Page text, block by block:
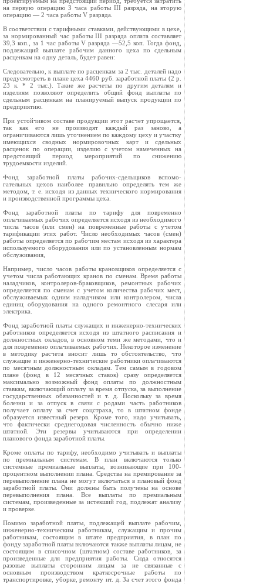
на первую операцию 3 часа работы III разряда, на вторую
операцию — 2 часа работы V разряда.
В соответствии с тарифными ставками, действующими в цехе,
за нормированный час работы III разряда оплата составляет
39,3 коп., за 1 час работы V разряда —52,5 коп. Тогда фонд,
под­лежащий выплате рабочим данного цеха по сдельным
расценкам на одну деталь, будет равен:
Следовательно, к выплате по расценкам за 2 тыс. деталей надо
предусмотреть в плане цеха 4460 руб. заработной платы (2 р.
23 к. * 2 тыс.). Такие же расчеты по другим деталям и
изделиям позво­ляют определить общий фонд выплаты по
сдельным расценкам на планируемый выпуск продукции по
предприятию.
При устойчивом составе продукции этот расчет упро­щается,
так как его не производят каждый раз заново, а
ограничиваются лишь уточнением по каждому цеху и участку
имеющихся сводных нормировочных карт и сдельных
расценок по операции, изделию с учетом на­меченных на
предстоящий период мероприятий по сни­жению
трудоемкости изделий.
Фонд заработной платы рабочих-сдельщиков вспомо­
гательных цехов наиболее правильно определять тем же
методом, т. е. исходя из данных технического нормиро­вания
и производственной программы цеха.
Фонд заработной платы по тарифу для повременно
оплачиваемых рабочих определяется исходя из необхо­димого
числа часов (или смен) на повременные работы с учетом
тарификации этих работ. Число необходимых часов (смен)
работы определяется по рабочим местам исходя из характера
используемого оборудования или по установленным нормам
обслуживания,
Например, число часов работы крановщиков опреде­ляется с
учетом числа работающих кранов по сменам. Время работы
наладчиков, контролеров-браковщиков, ремонтных рабочих
определяется по сменам с учетом количества рабочих мест,
обслуживаемых одним налад­чиком или контролером, числа
единиц оборудования на одного ремонтного слесаря или
электрика.
Фонд заработной платы служащих и инженерно-тех­нических
работников определяется исходя из штатного расписания и
должностных окладов, в основном теми же методами, что и
для повременно оплачиваемых рабочих. Некоторое изменение
в методику расчета вносит лишь то обстоятельство, что
служащие и инженерно-технические работники оплачиваются
по месячным должностным окладам. Тем самым в годовом
плане (фонд в 12 месяч­ных ставок) сразу определяется
максимально возмож­ный фонд оплаты по должностным
ставкам, включаю­щий оплату за время отпуска, за выполнение
государ­ственных обязанностей и т. д. Поскольку за время
болезни и за отпуск в связи с родами часть работников
получает оплату за счет соцстраха, то в штатном фонде
образуется известный резерв. Кроме того, надо учиты­вать,
что фактически среднегодовая численность обычно ниже
штатной. Эти резервы учитываются при опреде­лении
планового фонда заработной платы.
Кроме оплаты по тарифу, необходимо учитывать и выплаты
по премиальным системам. В план включаются только
системные премиальные выплаты, возникающие при 100-
процентном выполнении плана. Средства на пре­мирование за
перевыполнение плана не могут вклю­чаться в плановый фонд
заработной платы. Они должны быть получены на основе
перевыполнения плана. Все выплаты по премиальным
системам, произведенные за истекший год, подлежат анализу
и проверке.
Помимо заработной платы, подлежащей выплате рабочим,
инженерно-техническим работникам, служащим и прочим
работникам, состоящим в штате предприятия, в план по
фонду заработной платы включаются также выплаты лицам, не
состоящим в списочном (штатном) составе работников, за
произведенные для предприятия работы. Сюда относятся
разовые выплаты сторонним лицам за не связанные с
основным производством краткосрочные работы по
транспортировке, уборке, ремонту ит. д. За счет этого фонда